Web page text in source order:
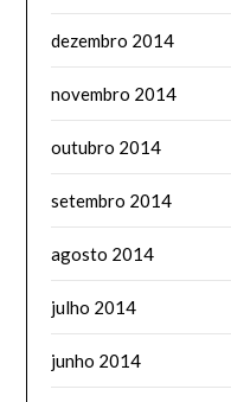
dezembro 2014
novembro 2014
outubro 2014
setembro 2014
agosto 2014
julho 2014
junho 2014